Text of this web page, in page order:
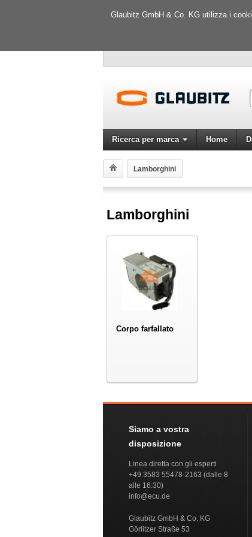
Glaubitz GmbH & Co. KG utilizza i
Ricerca per marca Home
Lamborghini
Lamborghini
Corpo farfallato
Siamo a vostra
disposizione
Linea diretta con gli esperti
+49 3583 55478-2163 (dalle 8
alle 16:30)
info@ecu.de
Glaubitz GmbH & Co. KG
Görlitzer Straße 53